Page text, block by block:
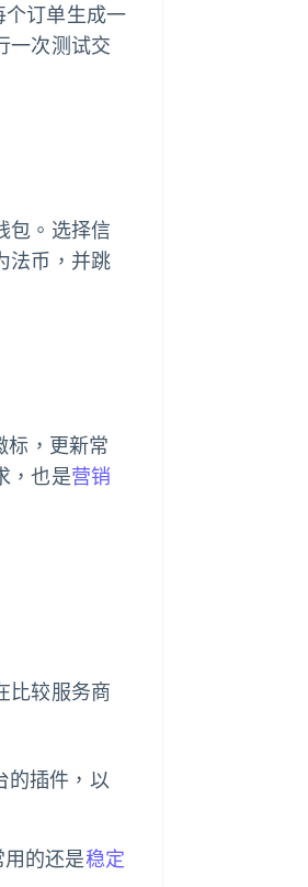
订单生成一
一次测试交
包。选择信
法币，并跳
标，更新常
，也是营销
比较服务商
的插件，以
的还是稳定